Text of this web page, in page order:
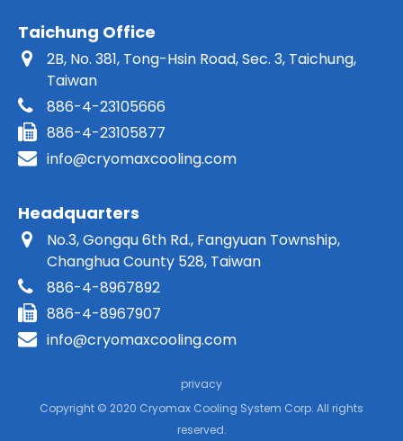
Taichung Office
2B, No. 381, Tong-Hsin Road, Sec. 3, Taichung,
Taiwan
886-4-23105666
886-4-23105877
info@cryomaxcooling.com
Headquarters
No.3, Gongqu 6th Rd., Fangyuan Township,
Changhua County 528, Taiwan
886-4-8967892
886-4-8967907
info@cryomaxcooling.com
privacy
Copyright © 2020 Cryomax Cooling System Corp. All rights
reserved.